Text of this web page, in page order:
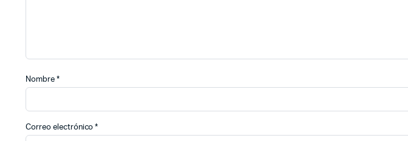
Nombre *
Correo electrónico*